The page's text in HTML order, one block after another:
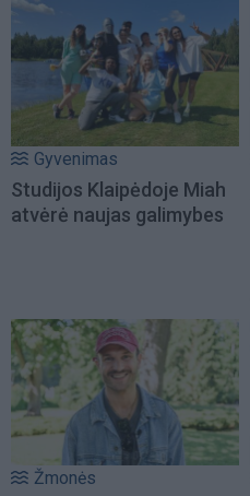
Gyvenimas
Studijos Klaipėdoje Miah
atvėrė naujas galimybes
Žmonės